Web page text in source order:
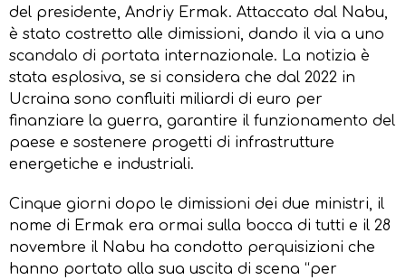
del presidente, Andriy Ermak. Attaccato dal Nabu,
è stato costretto alle dimissioni, dando il via a uno
scandalo di portata internazionale. La notizia è
stata esplosiva, se si considera che dal 2022 in
Ucraina sono confluiti miliardi di euro per
finanziare la guerra, garantire il funzionamento del
paese e sostenere progetti di infrastrutture
energetiche e industriali.
Cinque giorni dopo le dimissioni dei due ministri, il
nome di Ermak era ormai sulla bocca di tutti e il 28
novembre il Nabu ha condotto perquisizioni che
hanno portato alla sua uscita di scena “per